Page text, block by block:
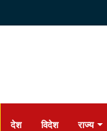
देश विदेश राज्य